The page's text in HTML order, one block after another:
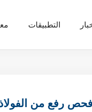
التطبيقات
رفع من